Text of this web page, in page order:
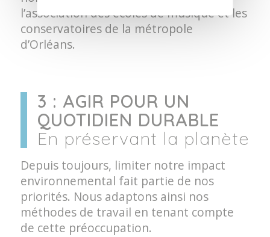
l’association des écoles de musique et les
conservatoires de la métropole
d’Orléans.
3 : AGIR POUR UN
QUOTIDIEN DURABLE
En préservant la planète
Depuis toujours, limiter notre impact
environnemental fait partie de nos
priorités. Nous adaptons ainsi nos
méthodes de travail en tenant compte
de cette préoccupation.